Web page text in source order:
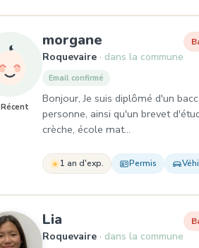
Récent
morgane , Baby-sitter
Roquevaire dans la commune
Email confirmé
Bonjour, Je suis diplômé d'un
personne, ainsi qu'un brevet
crèche, école mat…
1 an d'exp. Permis
Lia , Baby-sitter à
Roquevaire dans la commune